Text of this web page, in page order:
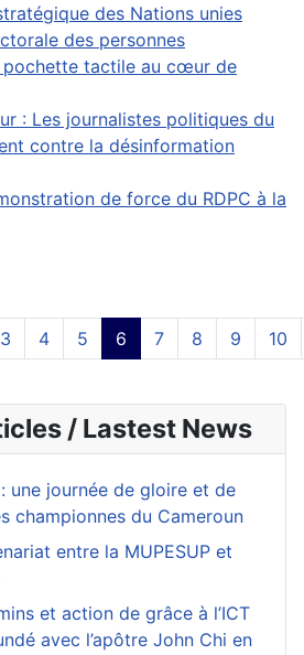
des Nations unies
des personnes
pochette tactile au cœur de
: Les journalistes politiques du
contre la désinformation
de force du RDPC à la
3 4 5 6 7 8 9 10
/ Lastest News
une journée de gloire et de
championnes du Cameroun
entre la MUPESUP et
et action de grâce à l’ICT
avec l’apôtre John Chi en